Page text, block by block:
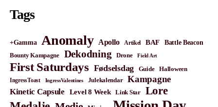
Tags
+Gamma Anomaly Apollo Artikel BAF Battle Beacon
Bounty Kampagne Dekodning Drone Field Art
First Saturdays Fødselsdag Guide
Halloween
IngressToast
IngressValentines Julekalendar Kampagne
Kinetic Capsule Level 8 Week Link Star Lore